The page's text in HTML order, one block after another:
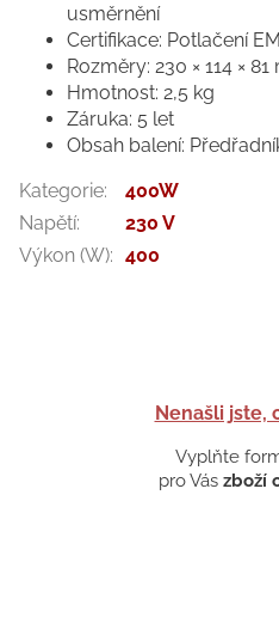
Nenašli jste,
Vyplňte
pro Vás zboží
usměrnění
Certifikace: Potlačení
Rozměry: 230 × 114 × 81
Hmotnost: 2,5 kg
Záruka: 5 let
Obsah balení:
Kategorie:
400W
Napětí:
230 V
Výkon (W): 400